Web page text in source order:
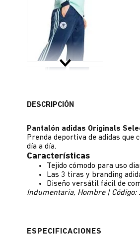
DESCRIPCIÓN
Pantalón adidas Originals
Prenda deportiva de adidas
día a día.
Características
Tejido cómodo para uso
Las 3 tiras y branding
Diseño versátil fácil de
Indumentaria, Hombre | Código: